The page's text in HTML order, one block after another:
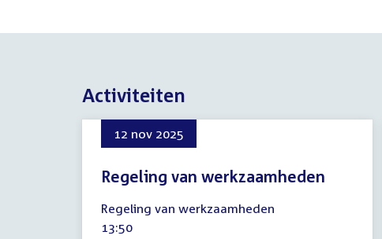
Activiteiten
12 nov 2025
Regeling van werkzaamheden
november
2025
Regeling van werkzaamheden
Tijd
13:50